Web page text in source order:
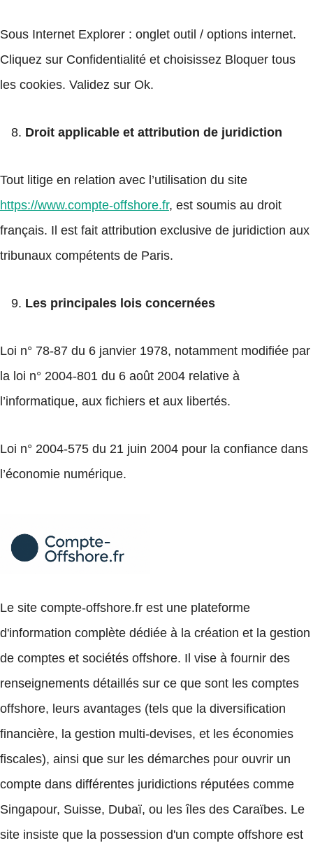
Sous Internet Explorer : onglet outil / options internet.
Cliquez sur Confidentialité et choisissez Bloquer tous
les cookies. Validez sur Ok.
Droit applicable et attribution de juridiction
Tout litige en relation avec l’utilisation du site
https://www.compte-offshore.fr, est soumis au droit
français. Il est fait attribution exclusive de juridiction aux
tribunaux compétents de Paris.
Les principales lois concernées
Loi n° 78-87 du 6 janvier 1978, notamment modifiée par
la loi n° 2004-801 du 6 août 2004 relative à
l’informatique, aux fichiers et aux libertés.
Loi n° 2004-575 du 21 juin 2004 pour la confiance dans
l’économie numérique.
Le site compte-offshore.fr est une plateforme
d'information complète dédiée à la création et la gestion
de comptes et sociétés offshore. Il vise à fournir des
renseignements détaillés sur ce que sont les comptes
offshore, leurs avantages (tels que la diversification
financière, la gestion multi-devises, et les économies
fiscales), ainsi que sur les démarches pour ouvrir un
compte dans différentes juridictions réputées comme
Singapour, Suisse, Dubaï, ou les îles des Caraïbes. Le
site insiste que la possession d'un compte offshore est